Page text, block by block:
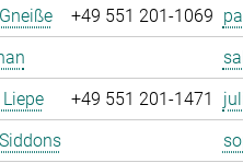
+49 551 201-1069
+49 551 201-1471